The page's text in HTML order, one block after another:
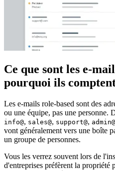
Ce que sont les e-
pourquoi ils
Les e-mails role-based sont des
ou une équipe, pas une personne.
info@, sales@, support@, admin@
vont généralement vers une boîte
un groupe de personnes.
Vous les verrez souvent lors de
d'entreprises préfèrent la propriété